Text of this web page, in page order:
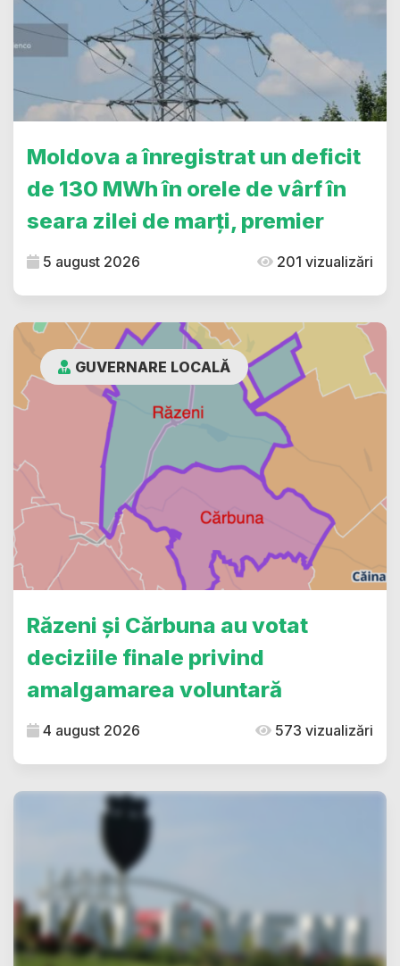
Moldova a înregistrat un deficit
de 130 MWh în orele de vârf în
seara zilei de marți, premier
5 august 2026 201 vizualizări
GUVERNARE LOCALĂ
Răzeni și Cărbuna au votat
deciziile finale privind
amalgamarea voluntară
4 august 2026 573 vizualizări